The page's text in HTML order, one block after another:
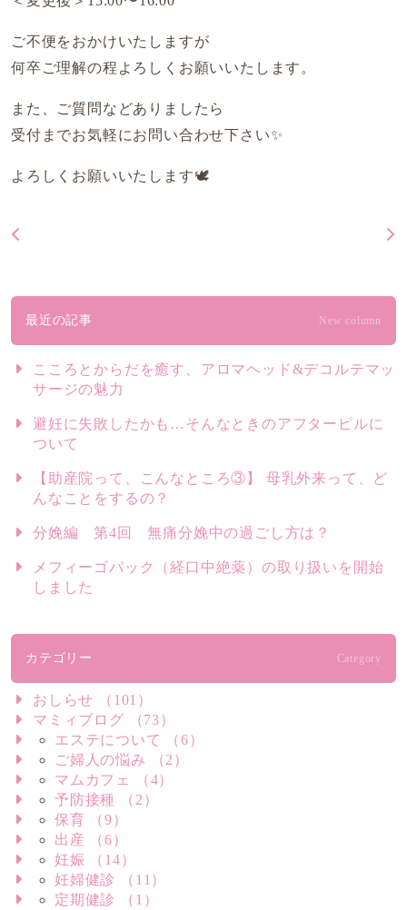
ご不便をおかけいたしますが
何卒ご理解の程よろしくお願いいたします。
また、ご質問などありましたら
受付までお気軽にお問い合わせ下さい✨
よろしくお願いいたします🕊️
最近の記事 New column
こころとからだを癒す、アロマヘッド&デコルテマッ
サージの魅力
避妊に失敗したかも…そんなときのアフターピルに
ついて
【助産院って、こんなところ③】 母乳外来って、ど
んなことをするの？
分娩編 第4回 無痛分娩中の過ごし方は？
メフィーゴパック（経口中絶薬）の取り扱いを開始
しました
カテゴリー Category
おしらせ （101）
マミィブログ （73）
エステについて （6）
ご婦人の悩み （2）
マムカフェ （4）
予防接種 （2）
保育 （9）
出産 （6）
妊娠 （14）
妊婦健診 （11）
定期健診 （1）